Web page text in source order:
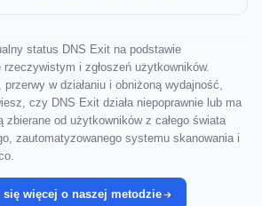
status DNS Exit na podstawie
i zgłoszeń użytkowników.
w działaniu i obniżoną wydajność,
czy DNS Exit działa niepoprawnie lub ma
zbierane od użytkowników z całego świata
zautomatyzowanego systemu skanowania i
się więcej o naszej metodzie